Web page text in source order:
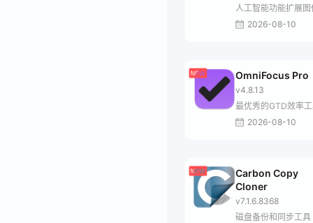
人工智能功能扩展图
2026-08-10
OmniFocus Pro
v4.8.13
最优秀的GTD效率
2026-08-10
Carbon Copy
Cloner
v7.1.6.8368
磁盘备份和同步工具